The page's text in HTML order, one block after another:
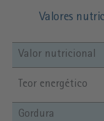
Valores
Valor nutricional
Teor energético
Gordura